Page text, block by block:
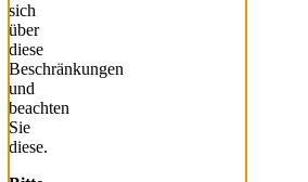
sich
über
diese
Beschränkungen
und
beachten
Sie
diese.